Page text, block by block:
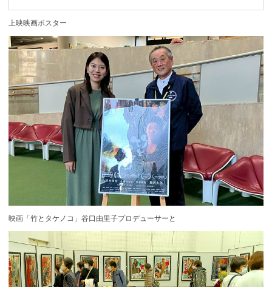
上映映画ポスター
映画「竹とタケノコ」谷口由里子プロデューサーと